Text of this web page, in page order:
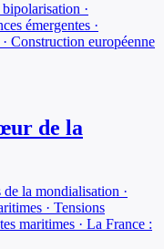
·
émergentes ·
Construction européenne
de la
de la mondialisation ·
· Tensions
maritimes · La France :